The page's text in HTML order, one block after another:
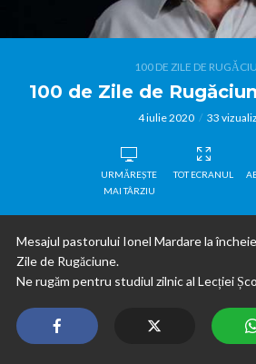
100 DE ZILE DE
100 de Zile de
4 iulie 2020 33
URMĂREȘTE
MAI TÂRZIU
TOT ECRANUL
Mesajul pastorului Ionel Mardare la
Zile de Rugăciune.
Ne rugăm pentru studiul zilnic al Lecției